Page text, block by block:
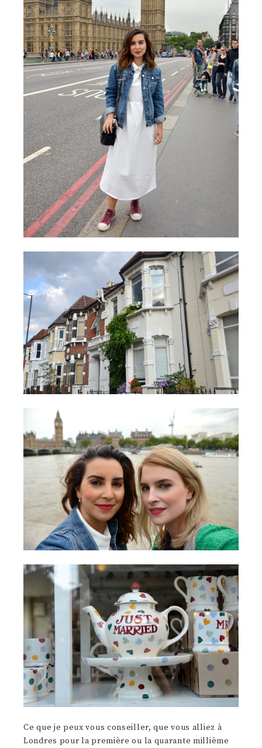
Ce que je peux vous conseiller, que vous alliez à
Londres pour la première ou la quarante millième